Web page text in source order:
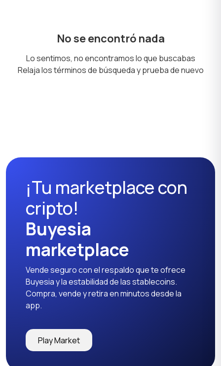
No se encontró nada
Lo sentimos, no encontramos lo que buscabas
Relaja los términos de búsqueda y prueba de nuevo
¡Tu marketplace con
cripto!
Buyesia
marketplace
Vende seguro con el respaldo que te ofrece
Buyesia y la estabilidad de las stablecoins.
Compra, vende y retira en minutos desde la
app.
Play Market